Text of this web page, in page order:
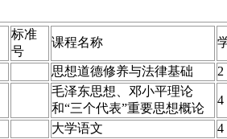
标准
号
课程名称
思想道德修养与法律基础 2
毛泽东思想、邓小平理论
和“三个代表”重要思想概论
4
大学语文
4